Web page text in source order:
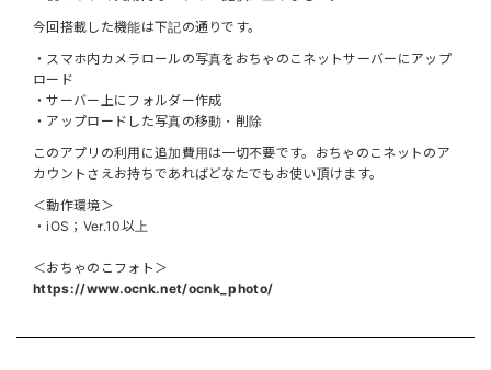
今回搭載した機能は下記の通りです。
・スマホ内カメラロールの写真をおちゃのこネットサーバーにアップ
ロード
・サーバー上にフォルダー作成
・アップロードした写真の移動・削除
このアプリの利用に追加費用は一切不要です。おちゃのこネットのア
カウントさえお持ちであればどなたでもお使い頂けます。
＜動作環境＞
・iOS；Ver.10以上
＜おちゃのこフォト＞
https://www.ocnk.net/ocnk_photo/